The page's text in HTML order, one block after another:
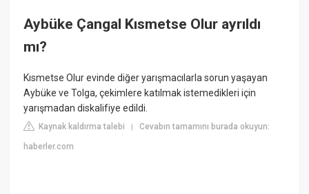
Aybüke Çangal Kısmetse Olur ayrıldı
mı?
Kısmetse Olur evinde diğer yarışmacılarla sorun yaşayan
Aybüke ve Tolga, çekimlere katılmak istemedikleri için
yarışmadan diskalifiye edildi.
Kaynak kaldırma talebi |Cevabın tamamını burada okuyun:
haberler.com